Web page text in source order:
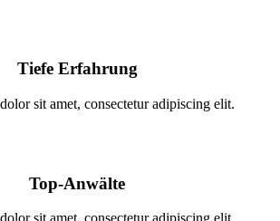
Tiefe Erfahrung
sit amet, consectetur adipiscing elit.
Top-Anwälte